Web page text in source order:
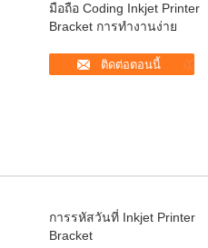
มือถือ Coding Inkjet Printer
Bracket การทํางานง่าย
ติดต่อตอนนี้
การรหัสวันที่ Inkjet Printer
Bracket